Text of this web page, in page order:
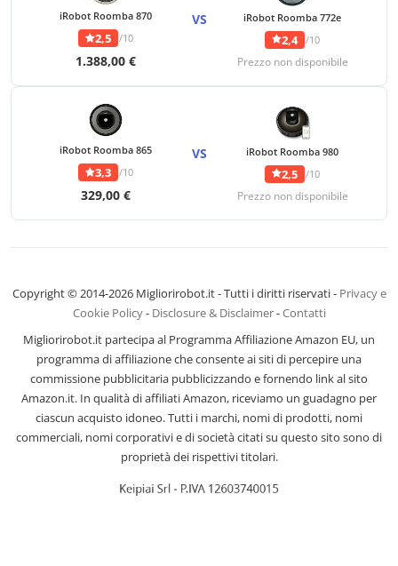
iRobot Roomba 870
2,5 /10
1.388,00 €
VS iRobot Roomba 772e
2,4 /10
Prezzo non disponibile
iRobot Roomba 865
3,3 /10
329,00 €
VS iRobot Roomba 980
2,5 /10
Prezzo non disponibile
Copyright © 2014-2026 Migliorirobot.it - Tutti i diritti riservati - Privacy e
Cookie Policy- Disclosure & Disclaimer-Contatti
Migliorirobot.it partecipa al Programma Affiliazione Amazon EU, un
programma di affiliazione che consente ai siti di percepire una
commissione pubblicitaria pubblicizzando e fornendo link al sito
Amazon.it. In qualità di affiliati Amazon, riceviamo un guadagno per
ciascun acquisto idoneo. Tutti i marchi, nomi di prodotti, nomi
commerciali, nomi corporativi e di società citati su questo sito sono di
proprietà dei rispettivi titolari.